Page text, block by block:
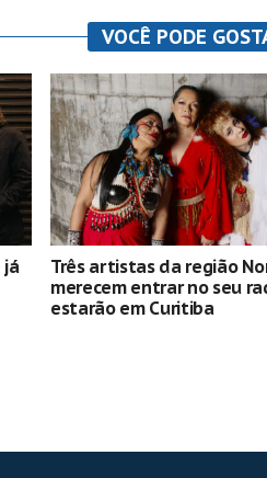
VOCÊ PODE
já
Três artistas da região
merecem entrar no seu
estarão em Curitiba